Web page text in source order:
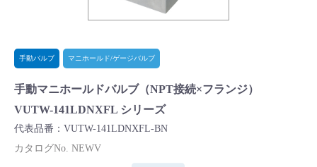
よくあるご質問(FAQ)・用語集
Cv値・流量計算ツール
製品動画一覧
手動バルブ マニホールド/ゲージバルブ
手動マニホールドバルブ（NPT接続×フランジ）
VUTW-141LDNXFL シリーズ
代表品番：VUTW-141LDNXFL-BN
カタログNo. NEWV